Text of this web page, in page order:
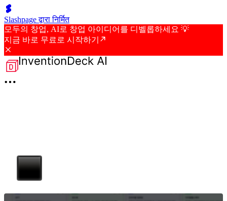
Slashpage द्वारा निर्मित
모두의 창업, AI로 창업 아이디어를 디벨롭하세요 💡
지금 바로 무료로 시작하기